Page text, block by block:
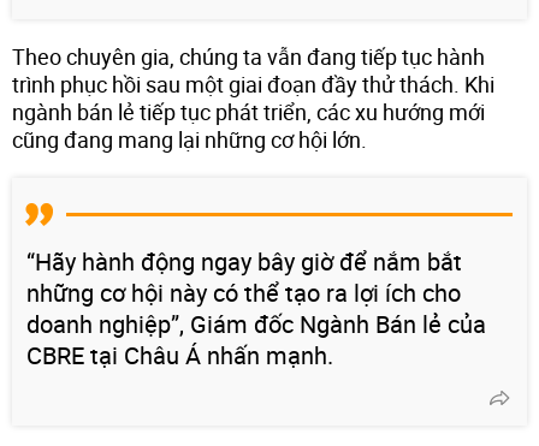
Theo chuyên gia, chúng ta vẫn đang tiếp tục hành
trình phục hồi sau một giai đoạn đầy thử thách. Khi
ngành bán lẻ tiếp tục phát triển, các xu hướng mới
cũng đang mang lại những cơ hội lớn.
“Hãy hành động ngay bây giờ để nắm bắt
những cơ hội này có thể tạo ra lợi ích cho
doanh nghiệp”, Giám đốc Ngành Bán lẻ của
CBRE tại Châu Á nhấn mạnh.